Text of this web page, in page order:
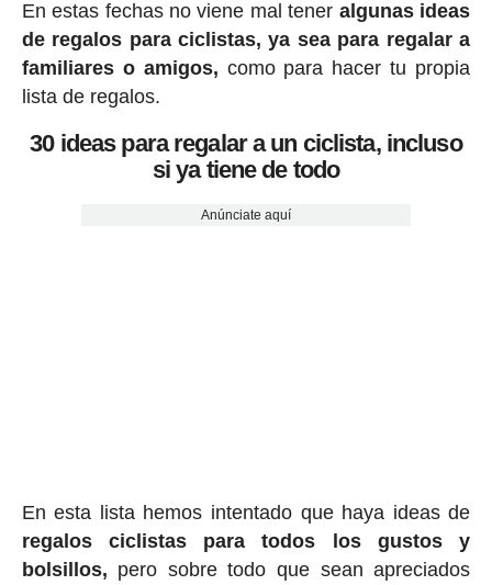
En estas fechas no viene mal tener algunas ideas
de regalos para ciclistas, ya sea para regalar a
familiares o amigos, como para hacer tu propia
lista de regalos.
30 ideas para regalar a un ciclista, incluso
si ya tiene de todo
Anúnciate aquí
En esta lista hemos intentado que haya ideas de
regalos ciclistas para todos los gustos y
bolsillos, pero sobre todo que sean apreciados